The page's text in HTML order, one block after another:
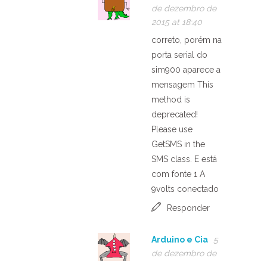
de dezembro de
2015 at 18:40
correto, porém na
porta serial do
sim900 aparece a
mensagem This
method is
deprecated!
Please use
GetSMS in the
SMS class. E está
com fonte 1 A
9volts conectado
Responder
Arduino e Cia
5
de dezembro de